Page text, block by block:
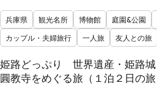
兵庫県 観光名所 博物館 庭園&公園
カップル・夫婦旅行
一人旅 友人との旅
姫路どっぷり 世界遺産・姫路城
圓教寺をめぐる旅（１泊２日の旅